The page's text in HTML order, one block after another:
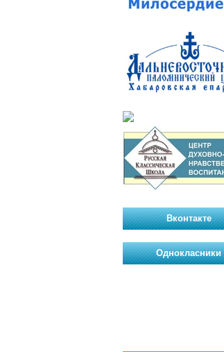
Вконтакте
Однокласники